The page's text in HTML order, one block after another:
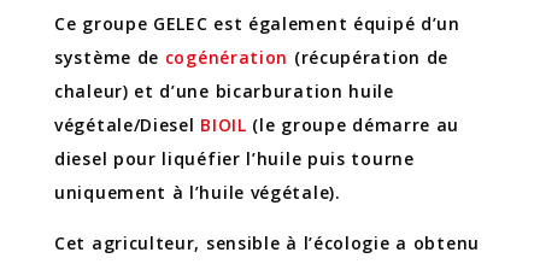
Ce groupe GELEC est également équipé d’un
système de cogénération (récupération de
chaleur) et d’une bicarburation huile
végétale/Diesel BIOIL (le groupe démarre au
diesel pour liquéfier l’huile puis tourne
uniquement à l’huile végétale).
Cet agriculteur, sensible à l’écologie a obtenu